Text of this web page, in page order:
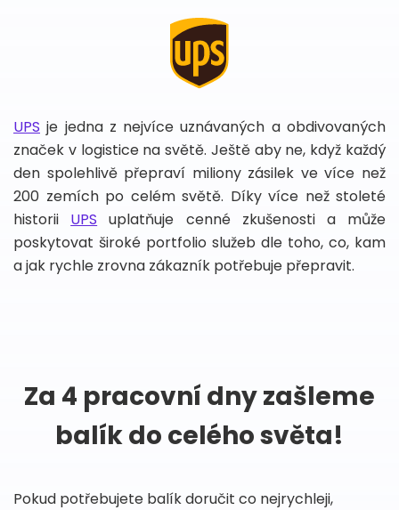
UPS je jedna z nejvíce uznávaných a obdivovaných
značek v logistice na světě. Ještě aby ne, když každý
den spolehlivě přepraví miliony zásilek ve více než
200 zemích po celém světě. Díky více než stoleté
historii UPS uplatňuje cenné zkušenosti a může
poskytovat široké portfolio služeb dle toho, co, kam
a jak rychle zrovna zákazník potřebuje přepravit.
Za 4 pracovní dny zašleme
balík do celého světa!
Pokud potřebujete balík doručit co nejrychleji,